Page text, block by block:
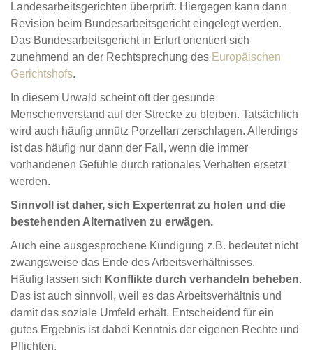
Landesarbeitsgerichten überprüft. Hiergegen kann dann
Revision beim Bundesarbeitsgericht eingelegt werden.
Das Bundesarbeitsgericht in Erfurt orientiert sich
zunehmend an der Rechtsprechung des Europäischen
Gerichtshofs.
In diesem Urwald scheint oft der gesunde
Menschenverstand auf der Strecke zu bleiben. Tatsächlich
wird auch häufig unnütz Porzellan zerschlagen. Allerdings
ist das häufig nur dann der Fall, wenn die immer
vorhandenen Gefühle durch rationales Verhalten ersetzt
werden.
Sinnvoll ist daher, sich Expertenrat zu holen und die
bestehenden Alternativen zu erwägen.
Auch eine ausgesprochene Kündigung z.B. bedeutet nicht
zwangsweise das Ende des Arbeitsverhältnisses.
Häufig lassen sich Konflikte durch verhandeln beheben.
Das ist auch sinnvoll, weil es das Arbeitsverhältnis und
damit das soziale Umfeld erhält. Entscheidend für ein
gutes Ergebnis ist dabei Kenntnis der eigenen Rechte und
Pflichten.